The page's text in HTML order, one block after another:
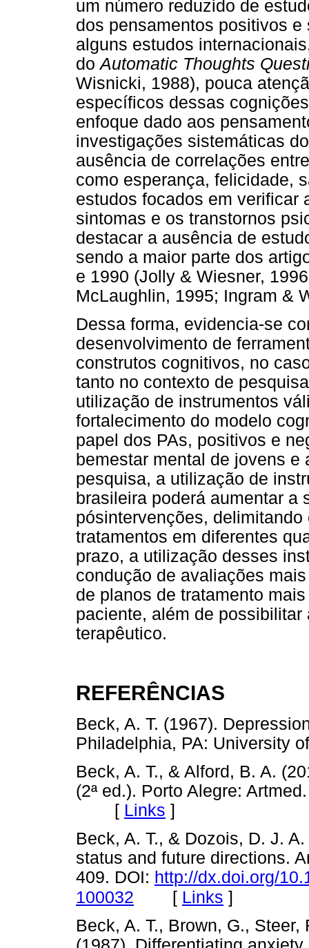
um número reduzido de
dos pensamentos positivos
alguns estudos
doAutomatic Thoughts
Wisnicki, 1988), pouca
específicos dessas
enfoque dado aos
investigações sistemáticas
ausência de correlações
como esperança, felicidade,
estudos focados em verificar
sintomas e os transtornos
destacar a ausência de
sendo a maior parte dos
e 1990 (Jolly & Wiesner,
McLaughlin, 1995; Ingram &
Dessa forma, evidencia-se
desenvolvimento de
construtos cognitivos, no
tanto no contexto de
utilização de instrumentos
fortalecimento do modelo
papel dos PAs, positivos e
bemestar mental de jovens
pesquisa, a utilização de
brasileira poderá aumentar
pósintervenções,
tratamentos em diferentes
prazo, a utilização desses
condução de avaliações
de planos de tratamento
paciente, além de
terapêutico.
REFERÊNCIAS
Beck, A. T. (1967).
Philadelphia, PA:
Beck, A. T., & Alford, B. A.
(2ª ed.). Porto Alegre:
[ Links ]
Beck, A. T., & Dozois, D. J.
status and future directions.
409. DOI: http://dx.doi.org/
100032 [ Links ]
Beck, A. T., Brown, G.,